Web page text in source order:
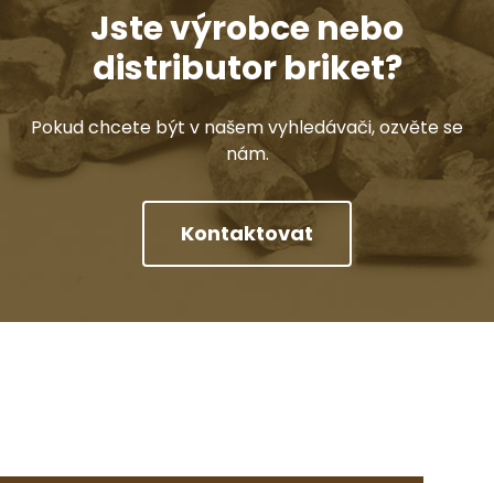
Jste výrobce nebo
distributor briket?
Pokud chcete být v našem vyhledávači, ozvěte se
nám.
Kontaktovat